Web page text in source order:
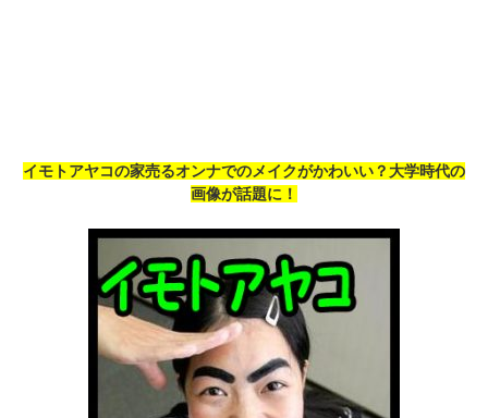
イモトアヤコの家売るオンナでのメイクがかわいい？大学時代の
画像が話題に！